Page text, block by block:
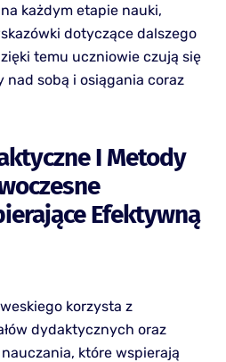
każdym etapie nauki,
dotyczące dalszego
temu uczniowie czują się
sobą i osiągania coraz
I Metody
Efektywną
korzysta z
dydaktycznych oraz
które wspierają